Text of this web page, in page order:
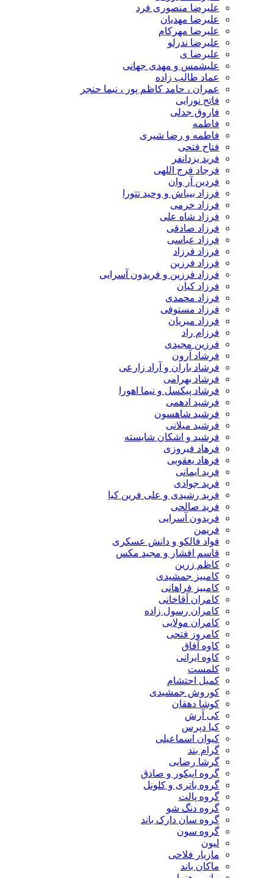
علیرضا منصوری فرد
علیرضا مهدیان
علیرضا مهرکام
علیرضا ندرلو
علیرضا ی
علیشمس و مهدی جهانی
عماد طالب زاده
عمران ، حامد کاظم پور ، نیما حنجر
فاتح نورایی
فاروق جدلی
فاطمه
فاطمه و رضا شیری
فتاح فتحی
فربد یزدانفر
فرجاد فرج اللهی
فردین آر وان
فرزاد بیباش و وحید تتورا
فرزاد خرمی
فرزاد شاه علی
فرزاد صادقی
فرزاد عباسی
فرزاد فرزاد
فرزاد فرزین
فرزاد فرزین و فریدون آسرایی
فرزاد کیان
فرزاد محمدی
فرزاد مستوفی
فرزاد میریان
فرزام راد
فرزین مجیدی
فرشاد آرون
فرشاد باران و آراد زارعی
فرشاد بهرامی
فرشاد پیکسل و نیما اهورا
فرشید ادهمی
فرشید شاهسون
فرشید میلانی
فرشید و اشکان شایسته
فرهاد فیروزی
فرهاد یعقوبی
فرید ایمانی
فرید جوادی
فرید رشیدی و علی فرین کیا
فرید صالحی
فریدون آسرایی
فریمن
فواد فالکو و دانش عسکری
قاسم افشار و مجید مکس
کاظم زرین
کامبیز جمشیدی
کامبیز فراهانی
کامران آقاخانی
کامران رسول زاده
کامران مولایی
کامروز فتحی
کاوه آفاق
کاوه ایرانی
کلمست
کمیل احتشام
کوروش جمشیدی
کوشا دهقان
کی آرش
کیا دپرس
کیوان اسماعیلی
گرام بند
گرشا رضایی
گروه اپیکور و صادق
گروه باتری و کلونل
گروه پالت
گروه دنگ شو
گروه سان دارک باند
گروه سون
لیون
مازیار فلاحی
ماکان باند